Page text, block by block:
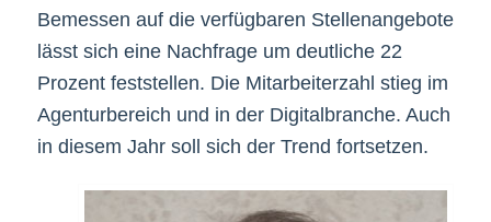
Bemessen auf die verfügbaren Stellenangebote
lässt sich eine Nachfrage um deutliche 22
Prozent feststellen. Die Mitarbeiterzahl stieg im
Agenturbereich und in der Digitalbranche. Auch
in diesem Jahr soll sich der Trend fortsetzen.